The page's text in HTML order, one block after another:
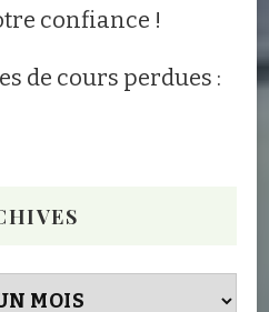
confiance !
de cours perdues :